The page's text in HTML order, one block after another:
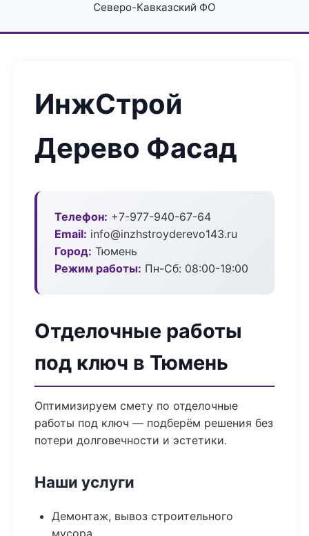
Северо-Кавказский ФО
ИнжСтрой
Дерево Фасад
Телефон: +7-977-940-67-64
Email: info@inzhstroyderevo143.ru
Город: Тюмень
Режим работы: Пн-Сб: 08:00-19:00
Отделочные работы
под ключ в Тюмень
Оптимизируем смету по отделочные
работы под ключ — подберём решения без
потери долговечности и эстетики.
Наши услуги
Демонтаж, вывоз строительного
мусора